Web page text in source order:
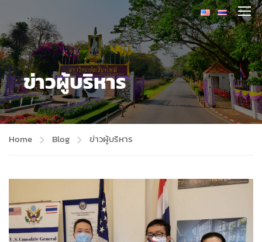
ข่าวผู้บริหาร
Home Blog ข่าวผู้บริหาร